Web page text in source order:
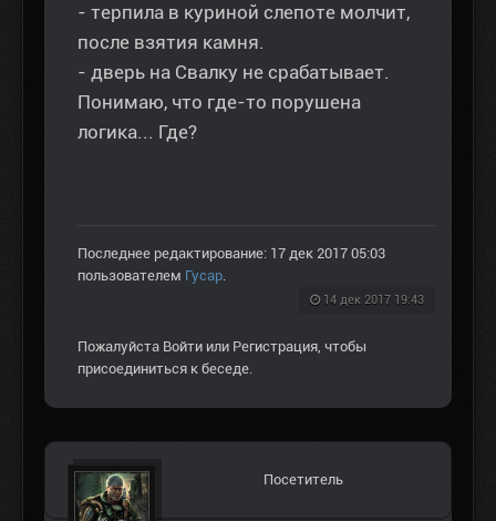
- терпила в куриной слепоте молчит,
после взятия камня.
- дверь на Свалку не срабатывает.
Понимаю, что где-то порушена
логика... Где?
Последнее редактирование: 17 дек 2017 05:03
пользователем Гусар.
14 дек 2017 19:43
Пожалуйста Войти или Регистрация, чтобы
присоединиться к беседе.
Посетитель